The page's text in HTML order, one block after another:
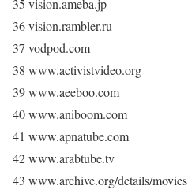
35 vision.ameba.jp
36 vision.rambler.ru
37 vodpod.com
38 www.activistvideo.org
39 www.aeeboo.com
40 www.aniboom.com
41 www.apnatube.com
42 www.arabtube.tv
43 www.archive.org/details/movies